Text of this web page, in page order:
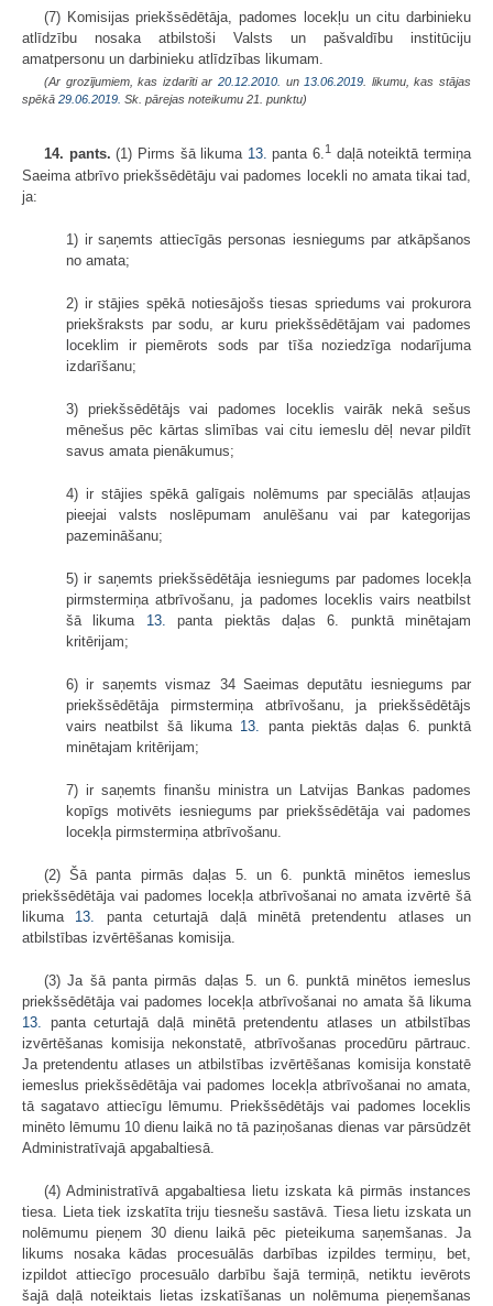
(7) Komisijas priekšsēdētāja, padomes locekļu un citu darbinieku
atlīdzību nosaka atbilstoši Valsts un pašvaldību institūciju
amatpersonu un darbinieku atlīdzības likumam.
(Ar grozījumiem, kas izdarīti ar 20.12.2010. un 13.06.2019 . likumu, kas stājas
spēkā 29.06.2019. Sk. pārejas noteikumu 21. punktu)
14. pants. (1) Pirms šā likuma 13. panta 6.1
daļā noteiktā termiņa
Saeima atbrīvo priekšsēdētāju vai padomes locekli no amata tikai tad,
ja:
1) ir saņemts attiecīgās personas iesniegums par atkāpšanos
no amata;
2) ir stājies spēkā notiesājošs tiesas spriedums vai prokurora
priekšraksts par sodu, ar kuru priekšsēdētājam vai padomes
loceklim ir piemērots sods par tīša noziedzīga nodarījuma
izdarīšanu;
3) priekšsēdētājs vai padomes loceklis vairāk nekā sešus
mēnešus pēc kārtas slimības vai citu iemeslu dēļ nevar pildīt
savus amata pienākumus;
4) ir stājies spēkā galīgais nolēmums par speciālās atļaujas
pieejai valsts noslēpumam anulēšanu vai par kategorijas
pazemināšanu;
5) ir saņemts priekšsēdētāja iesniegums par padomes locekļa
pirmstermiņa atbrīvošanu, ja padomes loceklis vairs neatbilst
šā likuma 13.
panta piektās daļas 6. punktā minētajam
kritērijam;
6) ir saņemts vismaz 34 Saeimas deputātu iesniegums par
priekšsēdētāja pirmstermiņa atbrīvošanu, ja priekšsēdētājs
vairs neatbilst šā likuma 13.
panta piektās daļas 6. punktā
minētajam kritērijam;
7) ir saņemts finanšu ministra un Latvijas Bankas padomes
kopīgs motivēts iesniegums par priekšsēdētāja vai padomes
locekļa pirmstermiņa atbrīvošanu.
(2) Šā panta pirmās daļas 5. un 6. punktā minētos iemeslus
priekšsēdētāja vai padomes locekļa atbrīvošanai no amata izvērtē šā
likuma 13.
panta ceturtajā daļā minētā pretendentu atlases un
atbilstības izvērtēšanas komisija.
(3) Ja šā panta pirmās daļas 5. un 6. punktā minētos iemeslus
priekšsēdētāja vai padomes locekļa atbrīvošanai no amata šā likuma
13.
panta ceturtajā daļā minētā pretendentu atlases un atbilstības
izvērtēšanas komisija nekonstatē, atbrīvošanas procedūru pārtrauc.
Ja pretendentu atlases un atbilstības izvērtēšanas komisija konstatē
iemeslus priekšsēdētāja vai padomes locekļa atbrīvošanai no amata,
tā sagatavo attiecīgu lēmumu. Priekšsēdētājs vai padomes loceklis
minēto lēmumu 10 dienu laikā no tā paziņošanas dienas var pārsūdzēt
Administratīvajā apgabaltiesā.
(4) Administratīvā apgabaltiesa lietu izskata kā pirmās instances
tiesa. Lieta tiek izskatīta triju tiesnešu sastāvā. Tiesa lietu izskata un
nolēmumu pieņem 30 dienu laikā pēc pieteikuma saņemšanas. Ja
likums nosaka kādas procesuālās darbības izpildes termiņu, bet,
izpildot attiecīgo procesuālo darbību šajā termiņā, netiktu ievērots
šajā daļā noteiktais lietas izskatīšanas un nolēmuma pieņemšanas